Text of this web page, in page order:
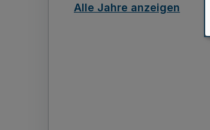
Alle Jahre anzeigen